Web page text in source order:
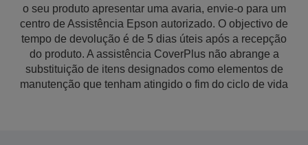
o seu produto apresentar uma avaria, envie-o para um
centro de Assistência Epson autorizado. O objectivo de
tempo de devolução é de 5 dias úteis após a recepção
do produto. A assistência CoverPlus não abrange a
substituição de itens designados como elementos de
manutenção que tenham atingido o fim do ciclo de vida